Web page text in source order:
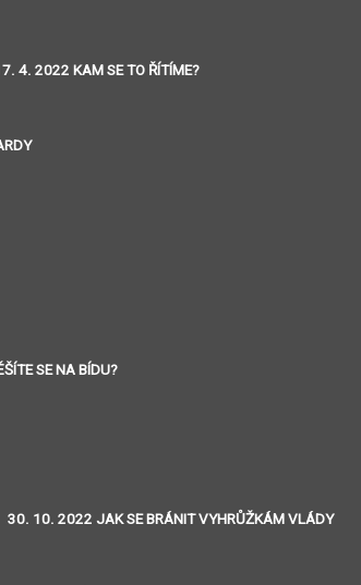
4. 2022 KAM SE TO ŘÍTÍME?
SE NA BÍDU?
30. 10. 2022 JAK SE BRÁNIT VYHRŮŽKÁM VLÁDY